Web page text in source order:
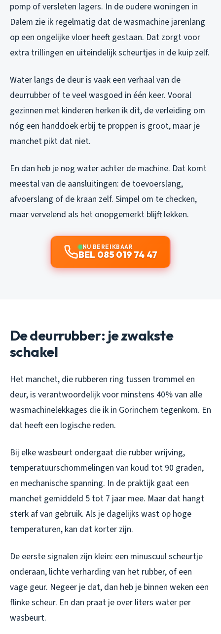
pomp of versleten lagers. In de oudere woningen in
Dalem zie ik regelmatig dat de wasmachine jarenlang
op een ongelijke vloer heeft gestaan. Dat zorgt voor
extra trillingen en uiteindelijk scheurtjes in de kuip zelf.
Water langs de deur is vaak een verhaal van de
deurrubber of te veel wasgoed in één keer. Vooral
gezinnen met kinderen herken ik dit, de verleiding om
nóg een handdoek erbij te proppen is groot, maar je
manchet pikt dat niet.
En dan heb je nog water achter de machine. Dat komt
meestal van de aansluitingen: de toevoerslang,
afvoerslang of de kraan zelf. Simpel om te checken,
maar vervelend als het onopgemerkt blijft lekken.
NU BEREIKBAAR
BEL 085 019 74 47
De deurrubber: je zwakste
schakel
Het manchet, die rubberen ring tussen trommel en
deur, is verantwoordelijk voor minstens 40% van alle
wasmachinelekkages die ik in Gorinchem tegenkom. En
dat heeft een logische reden.
Bij elke wasbeurt ondergaat die rubber wrijving,
temperatuurschommelingen van koud tot 90 graden,
en mechanische spanning. In de praktijk gaat een
manchet gemiddeld 5 tot 7 jaar mee. Maar dat hangt
sterk af van gebruik. Als je dagelijks wast op hoge
temperaturen, kan dat korter zijn.
De eerste signalen zijn klein: een minuscuul scheurtje
onderaan, lichte verharding van het rubber, of een
vage geur. Negeer je dat, dan heb je binnen weken een
flinke scheur. En dan praat je over liters water per
wasbeurt.